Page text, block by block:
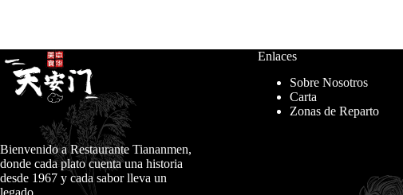
Bienvenido a Restaurante Tiananmen,
donde cada plato cuenta una historia
desde 1967 y cada sabor lleva un
Enlaces
Sobre Nosotros
Carta
Zonas de Reparto